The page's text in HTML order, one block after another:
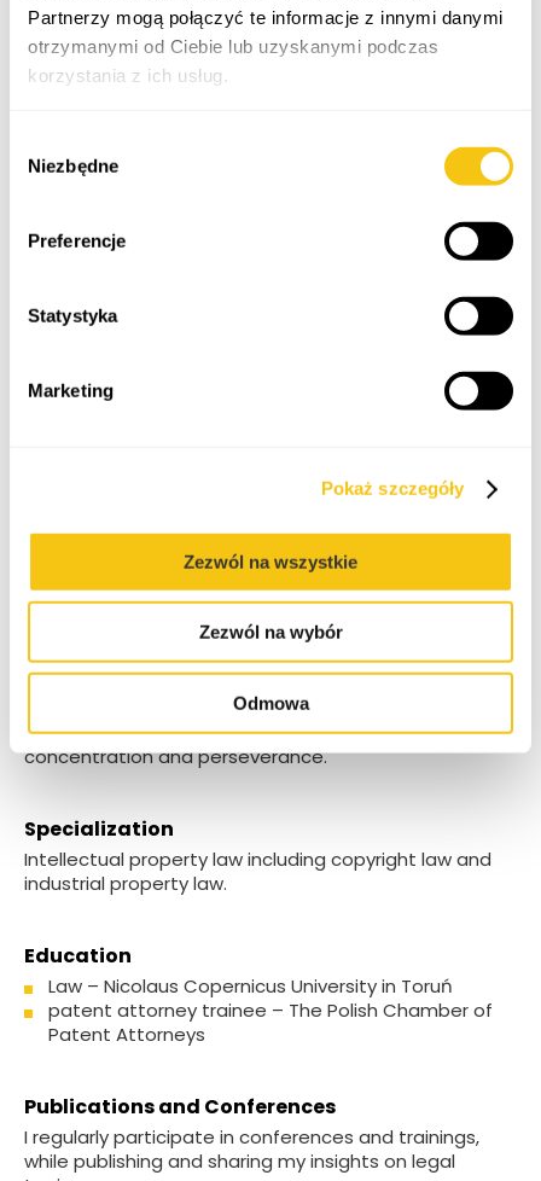
Partnerzy mogą połączyć te informacje z innymi danymi
otrzymanymi od Ciebie lub uzyskanymi podczas
korzystania z ich usług.
zgody
Niezbędne
Preferencje
Statystyka
Marketing
Pokaż szczegóły
Zezwól na wszystkie
Zezwól na wybór
Odmowa
GDPR and Artificial Intelligence (AI)
Intellectual Property
solve legal problems, but also to help companies grow
being thorough and understanding what the client
really needs. Clear communication and collaboration
are important to me, allowing me to create tailor-
made solutions.
Each month is an opportunity for me to discover new
places abroad – it’s my way of constantly broadening
my horizons and continually growing. I also enjoy
detective stories, chess and boxing, which teach me
concentration and perseverance.
Specialization
Intellectual property law including copyright law and
industrial property law.
Education
Law – Nicolaus Copernicus University in Toruń
patent attorney trainee – The Polish Chamber of
Patent Attorneys
Publications and Conferences
I regularly participate in conferences and trainings,
while publishing and sharing my insights on legal